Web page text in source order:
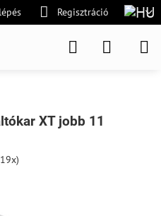
Regisztráció
XT jobb 11
19x)